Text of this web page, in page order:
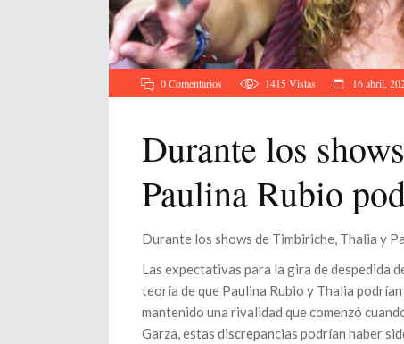
0 Comentarios 1415Vistas 16 abril,
Durante los
Paulina Rubio
Durante los shows de Timbiriche, Thalia y
Las expectativas para la gira de despedida
teoría de que Paulina Rubio y Thalia
mantenido una rivalidad que comenzó
Garza, estas discrepancias podrían haber